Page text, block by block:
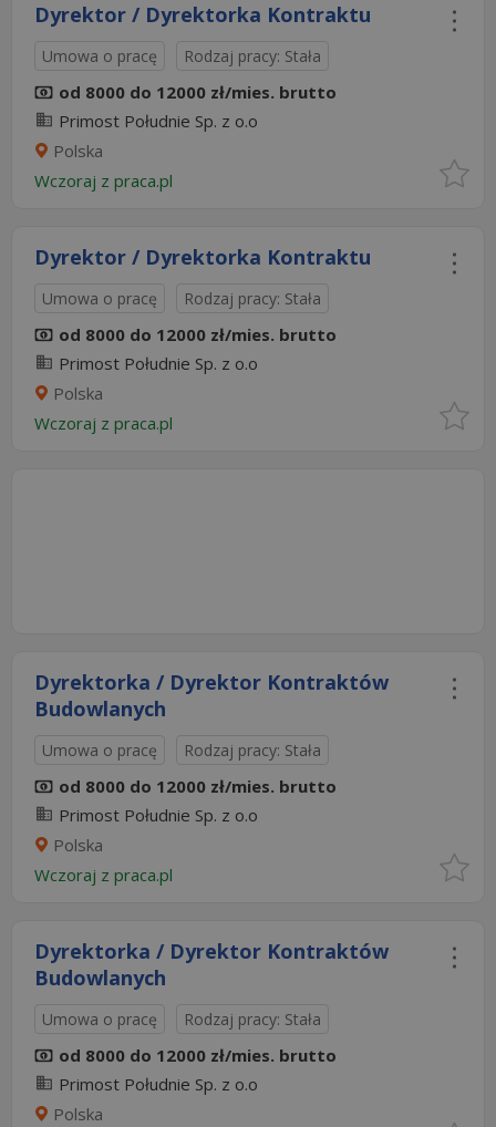
Dyrektor / Dyrektorka Kontraktu
Umowa o pracę Rodzaj pracy: Stała
od 8000 do 12000 zł/mies. brutto
Primost Południe Sp. z o.o
Polska
Wczoraj z praca.pl
Dyrektor / Dyrektorka Kontraktu
Umowa o pracę Rodzaj pracy: Stała
od 8000 do 12000 zł/mies. brutto
Primost Południe Sp. z o.o
Polska
Wczoraj z praca.pl
Dyrektorka / Dyrektor Kontraktów
Budowlanych
Umowa o pracę Rodzaj pracy: Stała
od 8000 do 12000 zł/mies. brutto
Primost Południe Sp. z o.o
Polska
Wczoraj z praca.pl
Dyrektorka / Dyrektor Kontraktów
Budowlanych
Umowa o pracę Rodzaj pracy: Stała
od 8000 do 12000 zł/mies. brutto
Primost Południe Sp. z o.o
Polska